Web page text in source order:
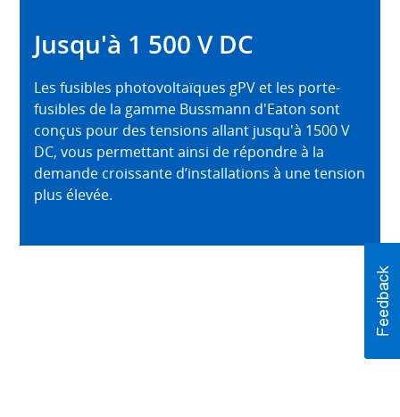
Jusqu'à 1 500 V DC
Les fusibles photovoltaïques gPV et les porte-
fusibles de la gamme Bussmann d'Eaton sont
conçus pour des tensions allant jusqu'à 1500 V
DC, vous permettant ainsi de répondre à la
demande croissante d’installations à une tension
plus élevée.